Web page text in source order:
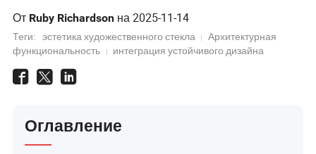
От Ruby Richardson на2025-11-14
Теги: эстетика художественного стекла
Архитектурная
функциональность
интеграция устойчивого дизайна
Оглавление